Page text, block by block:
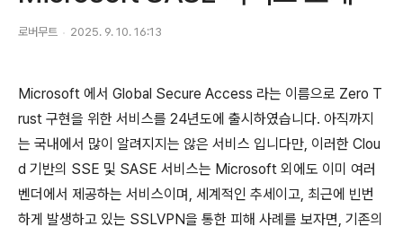
로버무트 2025. 9. 10. 16:13
Microsoft 에서 Global Secure Access 라는 이름으로 Zero T
rust 구현을 위한 서비스를 24년도에 출시하였습니다. 아직까지
는 국내에서 많이 알려지지는 않은 서비스 입니다만, 이러한 Clou
d 기반의 SSE 및 SASE 서비스는 Microsoft 외에도 이미 여러
벤더에서 제공하는 서비스이며, 세계적인 추세이고, 최근에 빈번
하게 발생하고 있는 SSLVPN을 통한 피해 사례를 보자면, 기존의